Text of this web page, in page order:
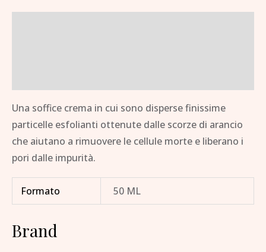
Una soffice crema in cui sono disperse finissime
particelle esfolianti ottenute dalle scorze di arancio
che aiutano a rimuovere le cellule morte e liberano i
pori dalle impurità.
Formato 50 ML
Brand